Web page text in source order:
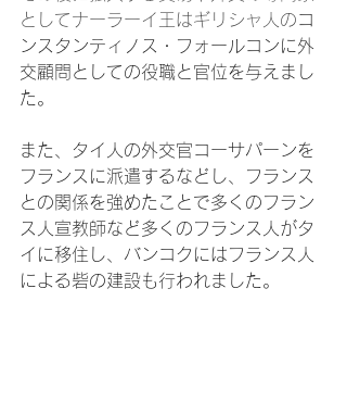
としてナーラーイ王はギリシャ人のコ
ンスタンティノス・フォールコンに外
交顧問としての役職と官位を与えまし
た。
また、タイ人の外交官コーサパーンを
フランスに派遣するなどし、フランス
との関係を強めたことで多くのフラン
ス人宣教師など多くのフランス人がタ
イに移住し、バンコクにはフランス人
による砦の建設も行われました。